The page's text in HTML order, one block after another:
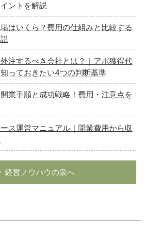
ントを解説
はいくら？費用の仕組みと比較する
注するべき会社とは？｜アポ獲得代
っておきたい4つの判断基準
業手順と成功戦略！費用・注意点を
ス運営マニュアル｜開業費用から収
経営ノウハウの泉へ